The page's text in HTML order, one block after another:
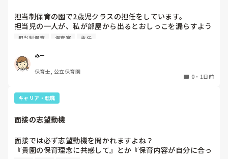
家でもやることはあります。
日常生活すら支障をきたすほどになりました。
椅子に座って作業をすれば？
と、園で言われました。
なので、子ども椅子程度の高さの踏み台に座って、試してみ
ただじっと座っていても、5分も座ればお尻に痛みがきま
す。
この高さの作業だと意外に、
なること多いことに気づきました。
その度にあちらこちらに痛みが来て
担当制保育の園で2歳児クラスの担任をしています。
担当児の一人が、私が部屋から出るとおしっこを漏らすよう
になりました。
4月から私への執着が強かったのですが、特に寝かしつけの
時に私がそばに行かないと繰り返し大きい声で呼んだり私が
寝かしつけしている子にちょっかいを出したり、何回もトイ
もしばしば…
パンツで寝れる子が増えてきて、寝かしつけの時にトイレに
うとするとその子も行きたがります。
ので、その子には待っててねといい外に出ていました。今日
はそれで2回漏らしています。
担当制保育 保育室 主任
みー
保育士, 公立保育園
0 ・ 1日前
キャリア・転職
面接の志望動機
面接では必ず志望動機を聞かれますよね？
『貴園の保育理念に共感して』とか『保育内容が自分に合っ